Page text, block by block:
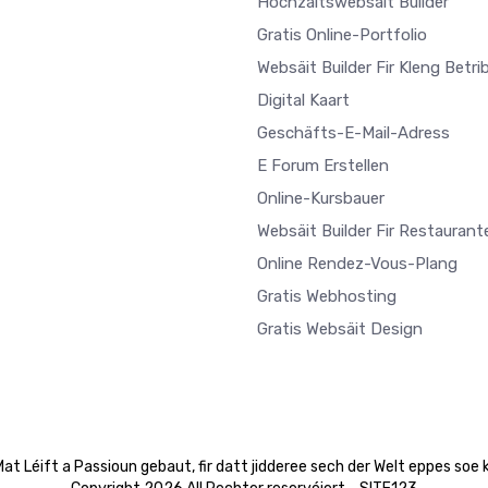
Gratis Online-Portfolio
Websäit Builder Fir Kleng
Digital Kaart
Geschäfts-E-Mail-Adress
E Forum Erstellen
Online-Kursbauer
Websäit Builder Fir
Online Rendez-Vous-Plang
Gratis Webhosting
Gratis Websäit Design
Léift a Passioun gebaut, fir datt jidderee sech der Welt eppes soe